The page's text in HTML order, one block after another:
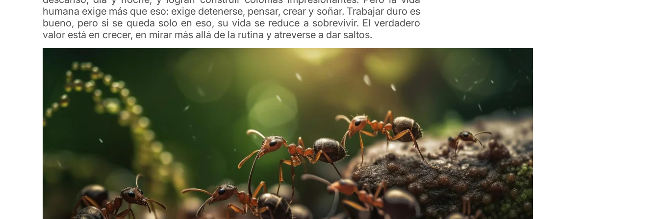
humana exige más que eso: exige detenerse, pensar, crear y soñar. Trabajar duro es
bueno, pero si se queda solo en eso, su vida se reduce a sobrevivir. El verdadero
valor está en crecer, en mirar más allá de la rutina y atreverse a dar saltos.